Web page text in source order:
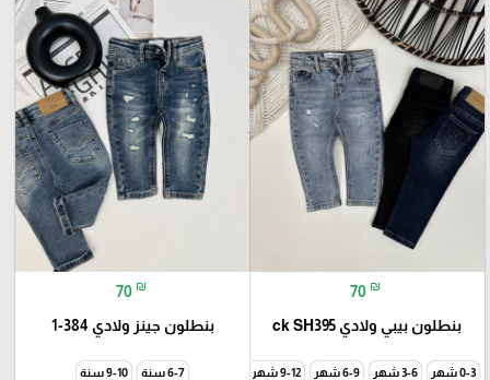
70 ₪
بنطلون بيبي ولادي ck SH395
0-3 شهر 3-6 شهر 6-9 شهر 9-12 شهر 18-24 شهر
70 ₪
بنطلون جينز ولادي 384-1
6-7 سنة 9-10 سنة